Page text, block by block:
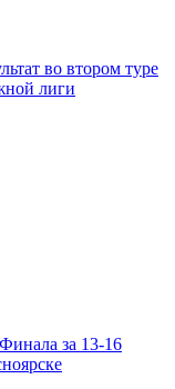
во втором туре
лиги
за 13-16